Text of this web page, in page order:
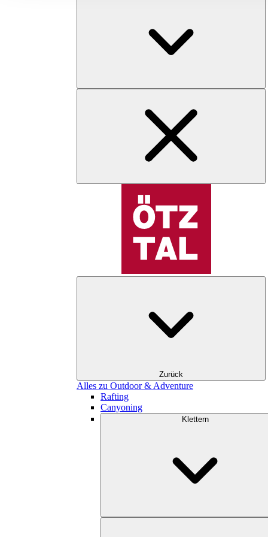
Zurück
Alles zu Outdoor & Adventure
Rafting
Canyoning
Klettern